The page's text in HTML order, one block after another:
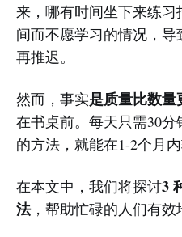
来，哪有时间坐下来练
间而不愿学习的情况，
再推迟。
然而，事实是质量比数量
在书桌前。每天只需30
的方法，就能在1-2个月
在本文中，我们将探讨3
法，帮助忙碌的人们有效